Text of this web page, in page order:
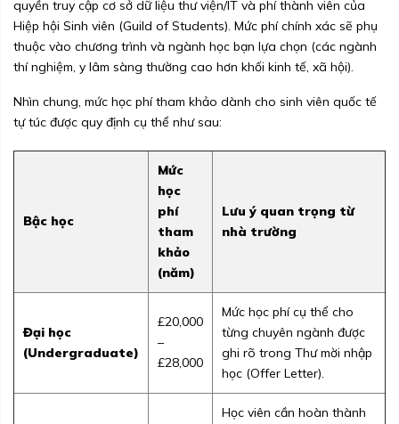
quyền truy cập cơ sở dữ liệu thư viện/IT và phí thành viên của
Hiệp hội Sinh viên (Guild of Students). Mức phí chính xác sẽ phụ
thuộc vào chương trình và ngành học bạn lựa chọn (các ngành
thí nghiệm, y lâm sàng thường cao hơn khối kinh tế, xã hội).
Nhìn chung, mức học phí tham khảo dành cho sinh viên quốc tế
tự túc được quy định cụ thể như sau:
Bậc học
Mức
học
phí
tham
khảo
(năm)
Lưu ý quan trọng từ
nhà trường
Đại học
(Undergraduate)
£20,000
–
£28,000
Mức học phí cụ thể cho
từng chuyên ngành được
ghi rõ trong Thư mời nhập
học (Offer Letter).
Học viên cần hoàn thành